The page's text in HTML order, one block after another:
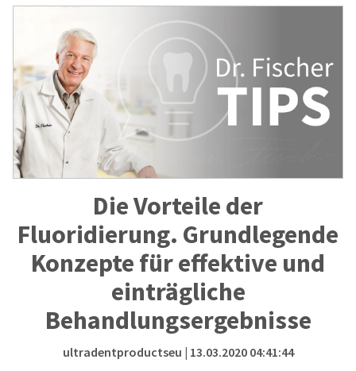
Die Vorteile der
Fluoridierung. Grundlegende
Konzepte für effektive und
einträgliche
Behandlungsergebnisse
ultradentproductseu | 13.03.2020 04:41:44